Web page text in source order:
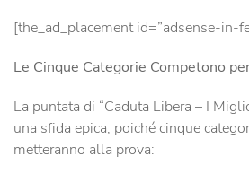
[the_ad_placement id=”adsense-in-
Le Cinque Categorie Competono
La puntata di “Caduta Libera – I
una sfida epica, poiché cinque
metteranno alla prova: